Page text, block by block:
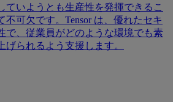
ていようとも生産性を発揮できるこ
不可欠です。Tensor は、優れたセキ
で、従業員がどのような環境でも素
げられるよう支援します。